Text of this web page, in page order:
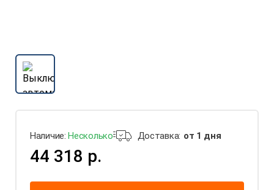
Наличие: Несколько Доставка: от 1 дня
44 318 р.